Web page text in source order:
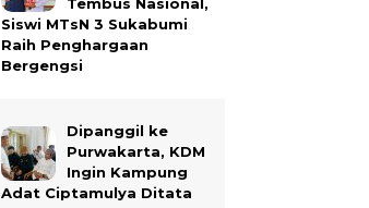
Siswi MTsN 3 Sukabumi
Raih Penghargaan
Bergengsi
Dipanggil ke
Purwakarta, KDM
Ingin Kampung
Adat Ciptamulya Ditata